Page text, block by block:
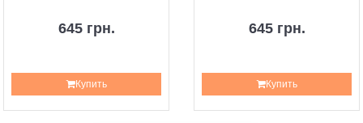
645 грн.
Купить
645 грн.
Купить